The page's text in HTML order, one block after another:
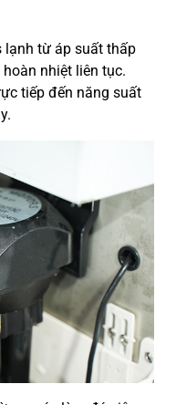
lạnh từ áp suất thấp
nhiệt liên tục.
tiếp đến năng suất